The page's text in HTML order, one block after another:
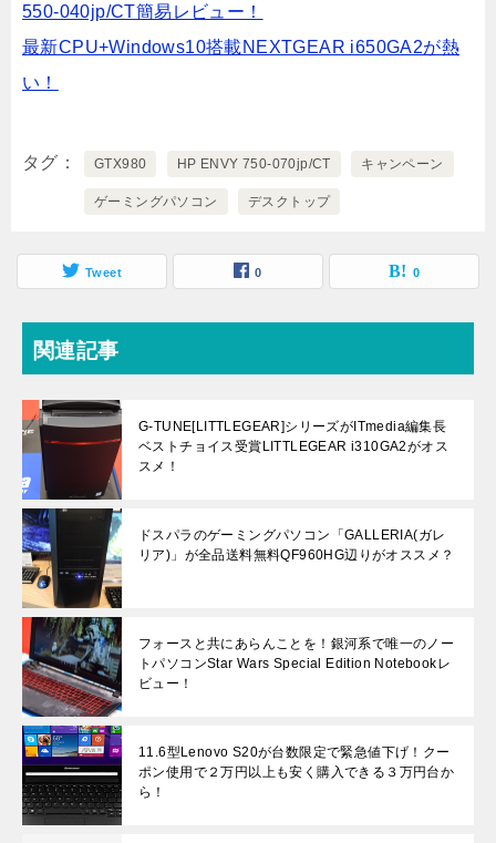
550-040jp/CT簡易レビュー！
最新CPU+Windows10搭載NEXTGEAR i650GA2が熱
い！
タグ GTX980 HP ENVY 750-070jp/CT キャンペーン
ゲーミングパソコン デスクトップ
Tweet 0 0
関連記事
G-TUNE[LITTLEGEAR]シリーズがITmedia編集長
ベストチョイス受賞LITTLEGEAR i310GA2がオス
スメ！
ドスパラのゲーミングパソコン「GALLERIA(ガレ
リア)」が全品送料無料QF960HG辺りがオススメ？
フォースと共にあらんことを！銀河系で唯一のノー
トパソコンStar Wars Special Edition Notebookレ
ビュー！
11.6型Lenovo S20が台数限定で緊急値下げ！クー
ポン使用で２万円以上も安く購入できる３万円台か
ら！